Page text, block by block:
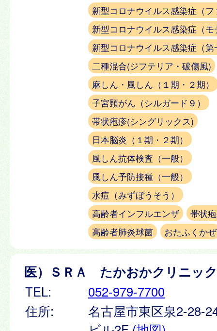
新型コロナウイルス感染症（
新型コロナウイルス感染症（
新型コロナウイルス感染症（
二種混合(ジフテリア・破傷風)
麻しん・風しん（１期・２期）
子宮頸がん（シルガード９）
帯状疱疹(シングリックス)
日本脳炎（１期・２期）
風しん抗体検査（一般）
風しん予防接種（一般）
水痘（みずぼうそう）
高齢者インフルエンザ
帯状
高齢者肺炎球菌
おたふくかぜ
医）ＳＲＡ たかおかクリニック
TEL:
052-979-7700
住所:
名古屋市東区泉2-28-